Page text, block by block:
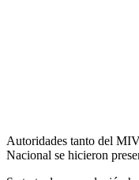
Autoridades tanto del
Nacional se hicieron